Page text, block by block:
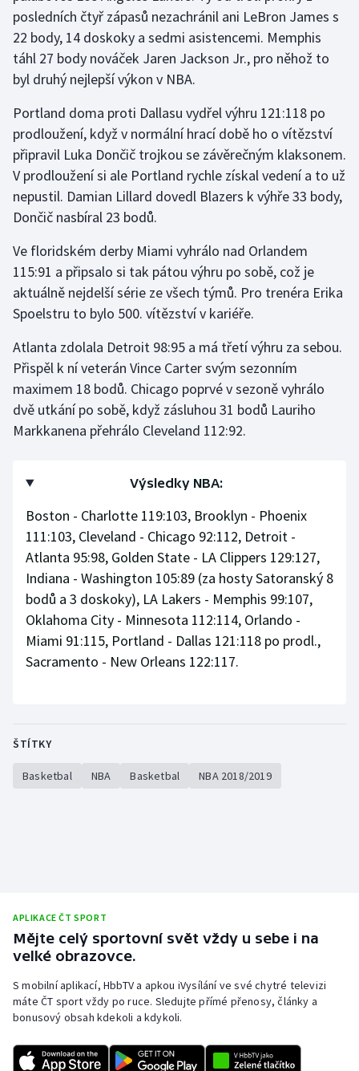
Stolní tenis
Triatlon
Veslování
Vodní slalom
Volejbal
Ostatní
posledních čtyř zápasů nezachránil ani LeBron James s
22 body, 14 doskoky a sedmi asistencemi. Memphis
táhl 27 body nováček Jaren Jackson Jr., pro něhož to
byl druhý nejlepší výkon v NBA.
Portland doma proti Dallasu vydřel výhru 121:118 po
prodloužení, když v normální hrací době ho o vítězství
připravil Luka Dončič trojkou se závěrečným klaksonem.
V prodloužení si ale Portland rychle získal vedení a to už
nepustil. Damian Lillard dovedl Blazers k výhře 33 body,
Dončič nasbíral 23 bodů.
Ve floridském derby Miami vyhrálo nad Orlandem
115:91 a připsalo si tak pátou výhru po sobě, což je
aktuálně nejdelší série ze všech týmů. Pro trenéra Erika
Spoelstru to bylo 500. vítězství v kariéře.
Atlanta zdolala Detroit 98:95 a má třetí výhru za sebou.
Přispěl k ní veterán Vince Carter svým sezonním
maximem 18 bodů. Chicago poprvé v sezoně vyhrálo
dvě utkání po sobě, když zásluhou 31 bodů Lauriho
Markkanena přehrálo Cleveland 112:92.
Výsledky NBA:
Boston - Charlotte 119:103, Brooklyn - Phoenix
111:103, Cleveland - Chicago 92:112, Detroit -
Atlanta 95:98, Golden State - LA Clippers 129:127,
Indiana - Washington 105:89 (za hosty Satoranský 8
bodů a 3 doskoky), LA Lakers - Memphis 99:107,
Oklahoma City - Minnesota 112:114, Orlando -
Miami 91:115, Portland - Dallas 121:118 po prodl.,
Sacramento - New Orleans 122:117.
ŠTÍTKY
Basketbal NBA Basketbal NBA 2018/2019
APLIKACE ČT SPORT
Mějte celý sportovní svět vždy u sebe i na
velké obrazovce.
S mobilní aplikací, HbbTV a apkou iVysílání ve své chytré televizi
máte ČT sport vždy po ruce. Sledujte přímé přenosy, články a
bonusový obsah kdekoli a kdykoli.